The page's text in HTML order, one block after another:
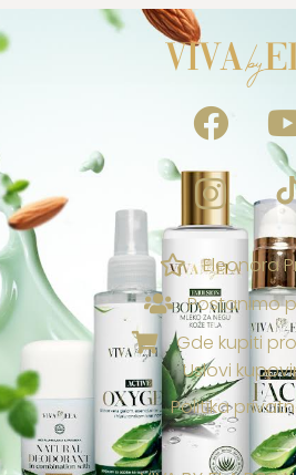
Eleonora
Postanimo
Gde kupiti
Uslovi
Politika
NAGRADE & POGODNOSTI
Ekskluzivno za vas
Loyalty & Preporuka
Spojite porudžbine i uzmite poklone🎁
⭐ Tvoj Viva sistem vernosti